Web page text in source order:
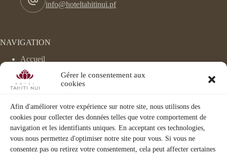
Gérer le consentement aux
cookies
Afin d'améliorer votre expérience sur notre site, nous utilisons des
cookies pour collecter des données telles que votre comportement de
navigation et les identifiants uniques. En acceptant ces technologies,
vous nous permettez d'optimiser notre site pour vous. Si vous ne
consentez pas ou retirez votre consentement, cela peut affecter certaines
info@hoteltahitinui.pf
NAVIGATION
Accueil
Hébergement
Évènements
Le Velvet
Spa/Fitness
Activités
Corporate
Visite 3D